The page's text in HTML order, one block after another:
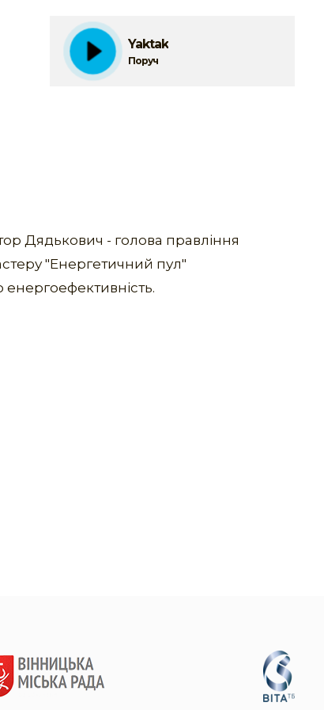
Yaktak
Поруч
Дядькович - голова правління
"Енергетичний пул"
енергоефективність.